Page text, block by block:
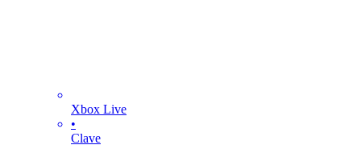
Xbox Live
•
Clave